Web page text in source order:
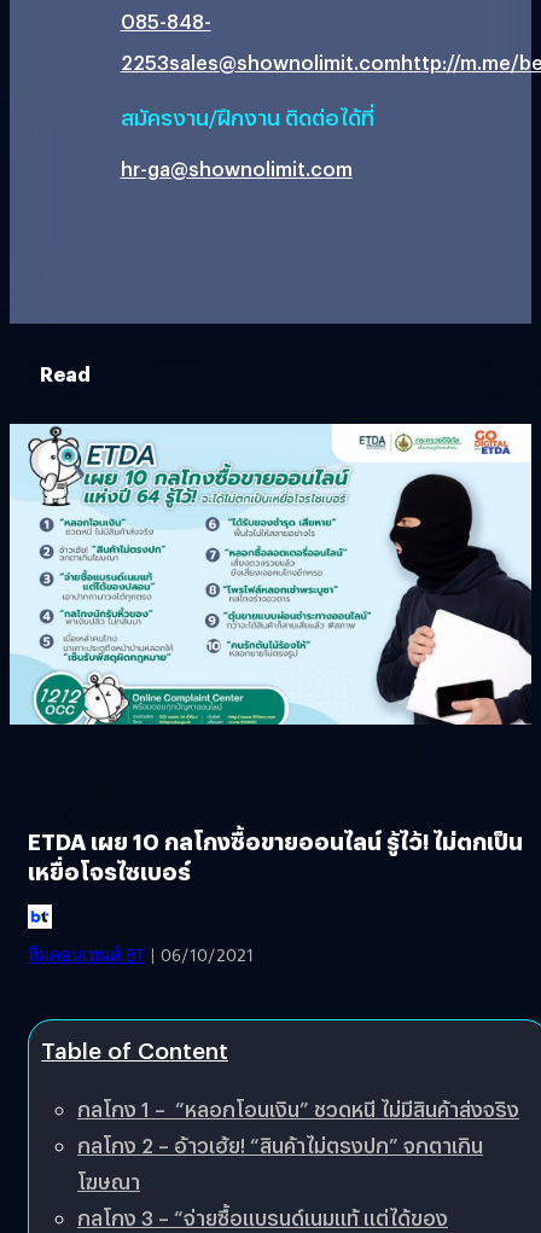
085-848-
2253sales@shownolimit.comhttp://m.me/
สมัครงาน/ฝึกงาน ติดต่อได้ที่
hr-ga@shownolimit.com
Read
ETDA เผย 10 กลโกงซื้อขายออนไลน์ รู้ไว้! ไม่ตกเป็น
เหยื่อโจรไซเบอร์
ทีมคอนเทนต์ BT | 06/10/2021
Table of Content
กลโกง 1 – “หลอกโอนเงิน” ชวดหนี ไม่มีสินค้าส่งจริง
กลโกง 2 – อ้าวเฮ้ย! “สินค้าไม่ตรงปก” จกตาเกิน
โฆษณา
กลโกง 3 – “จ่ายซื้อแบรนด์เนมแท้ แต่ได้ของ